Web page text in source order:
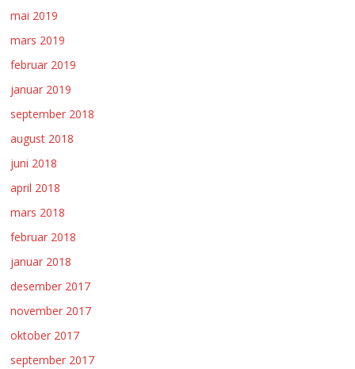
mai 2019
mars 2019
februar 2019
januar 2019
september 2018
august 2018
juni 2018
april 2018
mars 2018
februar 2018
januar 2018
desember 2017
november 2017
oktober 2017
september 2017